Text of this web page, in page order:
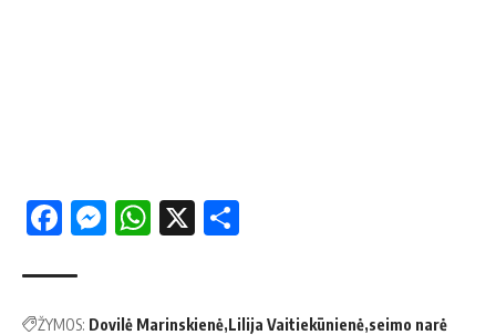
Facebook
Messenger
WhatsApp
X
ŽYMOS: Dovilė Marinskienė Lilija Vaitiekūnienė seimo narė